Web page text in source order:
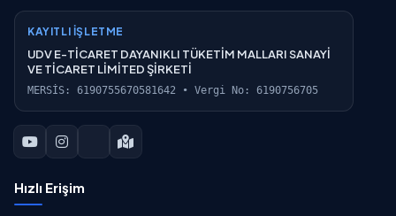
KAYITLI İŞLETME
UDV E-TİCARET DAYANIKLI TÜKETİM MALLARI SANAYİ
VE TİCARET LİMİTED ŞİRKETİ
MERSİS: 6190755670581642 • Vergi No: 6190756705
Hızlı Erişim